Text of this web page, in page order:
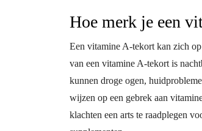
Hoe merk je een
Een vitamine A-tekort kan zich
van een vitamine A-tekort is
kunnen droge ogen,
wijzen op een gebrek aan
klachten een arts te raadplegen